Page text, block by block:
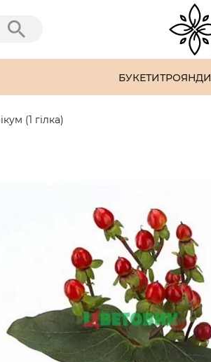
БУКЕТИТРОЯНДИ
(1 гілка)